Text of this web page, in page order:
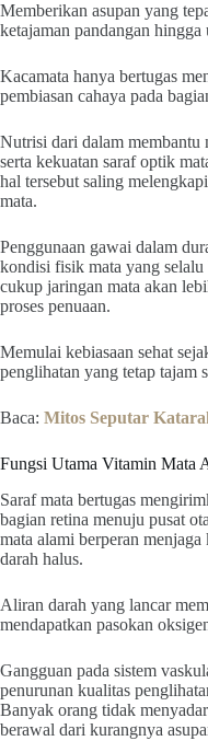
Memberikan asupan yang
ketajaman pandangan hingga
Kacamata hanya bertugas
pembiasan cahaya pada
Nutrisi dari dalam membantu
serta kekuatan saraf optik
hal tersebut saling
mata.
Penggunaan gawai dalam
kondisi fisik mata yang
cukup jaringan mata akan
proses penuaan.
Memulai kebiasaan sehat
penglihatan yang tetap tajam
Baca: Mitos Seputar
Fungsi Utama Vitamin Mata
Saraf mata bertugas
bagian retina menuju pusat
mata alami berperan
darah halus.
Aliran darah yang lancar
mendapatkan pasokan
Gangguan pada sistem
penurunan kualitas
Banyak orang tidak
berawal dari kurangnya